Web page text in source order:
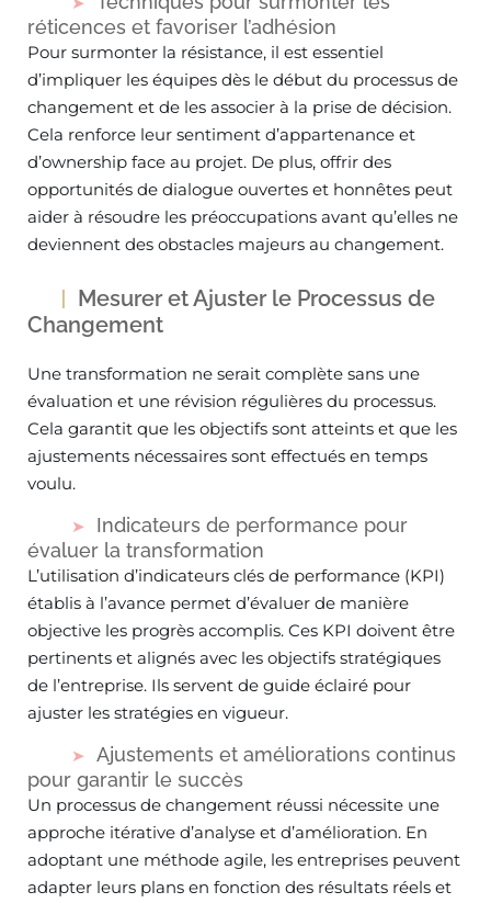
réticences et favoriser l’adhésion
Pour surmonter la résistance, il est essentiel
d’impliquer les équipes dès le début du processus de
changement et de les associer à la prise de décision.
Cela renforce leur sentiment d’appartenance et
d’ownership face au projet. De plus, offrir des
opportunités de dialogue ouvertes et honnêtes peut
aider à résoudre les préoccupations avant qu’elles ne
deviennent des obstacles majeurs au changement.
Mesurer et Ajuster le Processus de
Changement
Une transformation ne serait complète sans une
évaluation et une révision régulières du processus.
Cela garantit que les objectifs sont atteints et que les
ajustements nécessaires sont effectués en temps
voulu.
Indicateurs de performance pour
évaluer la transformation
L’utilisation d’indicateurs clés de performance (KPI)
établis à l’avance permet d’évaluer de manière
objective les progrès accomplis. Ces KPI doivent être
pertinents et alignés avec les objectifs stratégiques
de l’entreprise. Ils servent de guide éclairé pour
ajuster les stratégies en vigueur.
Ajustements et améliorations continus
pour garantir le succès
Un processus de changement réussi nécessite une
approche itérative d’analyse et d’amélioration. En
adoptant une méthode agile, les entreprises peuvent
adapter leurs plans en fonction des résultats réels et